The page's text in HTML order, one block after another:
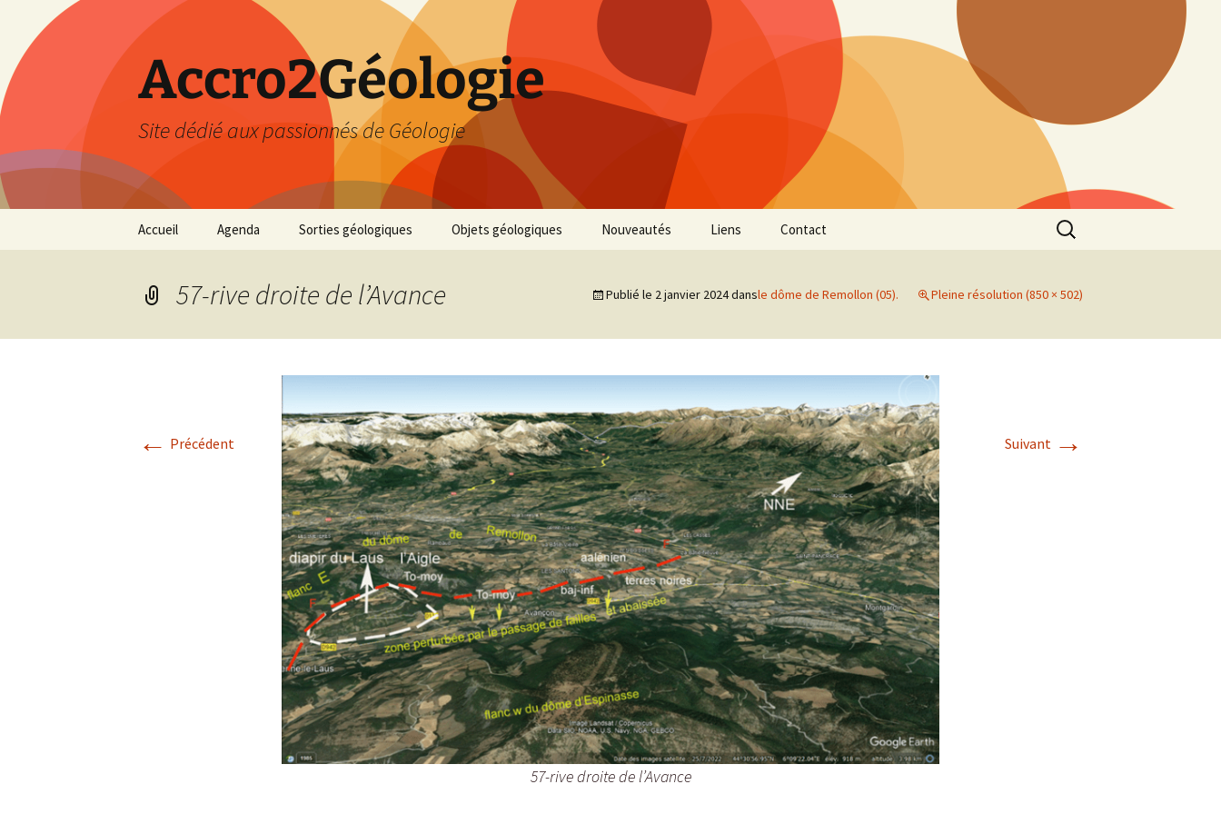
Accro2Géologie
Site dédié aux passionnés de Géologie
Aller
Accueil Agenda
Septembre 2026
octobre 2026
novembre 2026.
Sorties géologiques Objets géologiques Nouveautés Liens Contact Rechercher :
57-rive droite de l’Avance Publié le 2 janvier 2024dansle dôme de Remollon (05). Pleine résolution (850 × 502)
← Précédent Suivant →
57-rive droite de l’Avance